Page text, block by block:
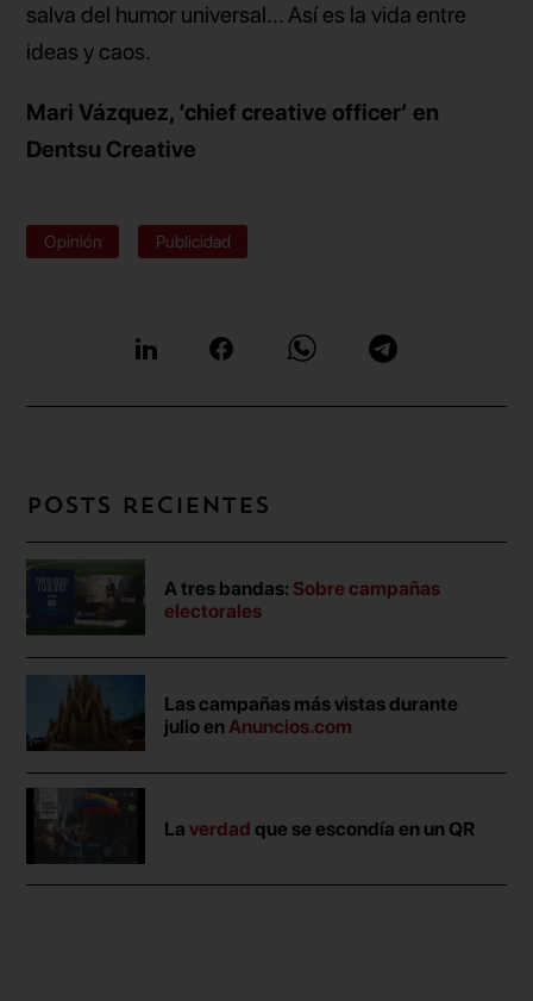
salva del humor universal... Así es la vida entre
ideas y caos.
Mari Vázquez, ‘chief creative officer’ en
Dentsu Creative
Opinión Publicidad
Posts recientes
A tres bandas: Sobre campañas
electorales
Las campañas más vistas durante
julio en Anuncios.com
Laverdad que se escondía en un QR